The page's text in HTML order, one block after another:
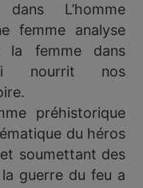
L’homme
femme analyse
la femme dans
nourrit nos
préhistorique
du héros
soumettant des
guerre du feu a